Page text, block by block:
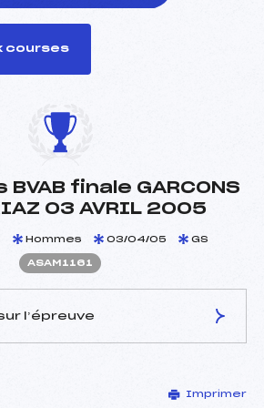
courses
finale GARCONS
03 AVRIL 2005
Hommes 03/04/05 GS
ASAM1161
l’épreuve
DUGIT PINAT ANDRE (SA)
Imprimer